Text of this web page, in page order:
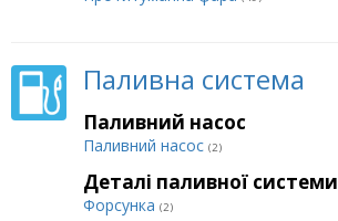
Паливна система
Паливний насос
Паливний насос (2)
Деталі паливної системи
Форсунка (2)